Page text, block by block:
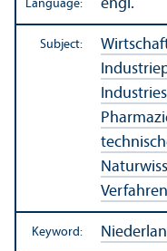
Language: engl.
Subject:
Verfahren
Keyword: